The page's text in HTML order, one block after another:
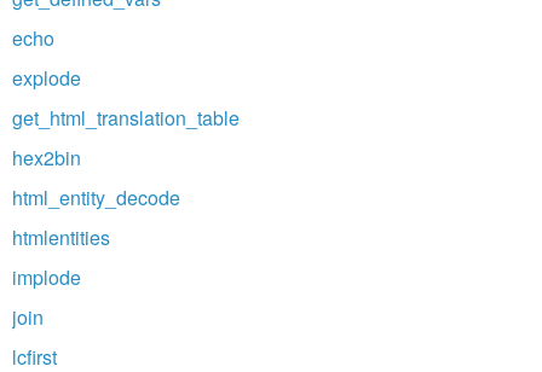
echo
explode
get_html_translation_table
hex2bin
html_entity_decode
htmlentities
implode
join
lcfirst